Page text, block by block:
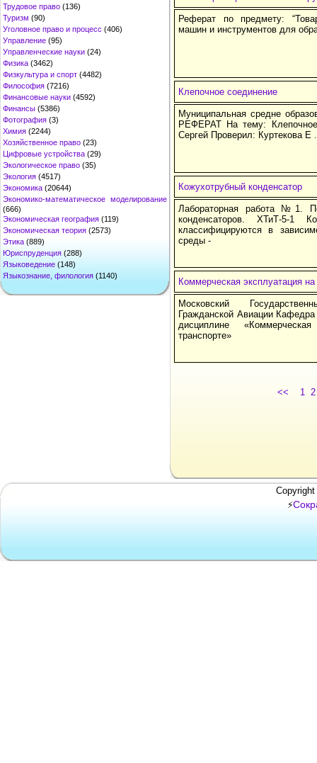
Трудовое право (136)
Туризм (90)
Уголовное право и процесс (406)
Управление (95)
Управленческие науки (24)
Физика (3462)
Физкультура и спорт (4482)
Философия (7216)
Финансовые науки (4592)
Финансы (5386)
Фотография (3)
Химия (2244)
Хозяйственное право (23)
Цифровые устройства (29)
Экологическое право (35)
Экология (4517)
Экономика (20644)
Экономико-математическое моделирование
(666)
Экономическая география (119)
Экономическая теория (2573)
Этика (889)
Юриспруденция (288)
Языковедение (148)
Языкознание, филология (1140)
Реферат по предмету:
машин и инструментов для
Клепочное соединение
Муниципальная средне
РЕФЕРАТ На тему:
Сергей Проверил: Куртекова Е
Кожухотрубный конденсатор
Лабораторная работа №1.
конденсаторов. ХТиТ-5-1
классифицируются в
среды -
Коммерческая эксплуатация
Московский
Гражданской Авиации
дисциплине
транспорте»
<< 1 2
⚡